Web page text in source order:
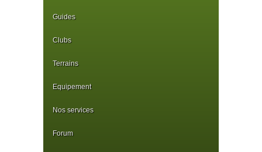
Guides
Clubs
Terrains
Equipement
Nos services
Forum